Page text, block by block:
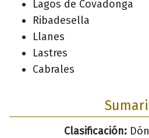
Lagos de Covadonga
Ribadesella
Llanes
Lastres
Cabrales
Clasificación: